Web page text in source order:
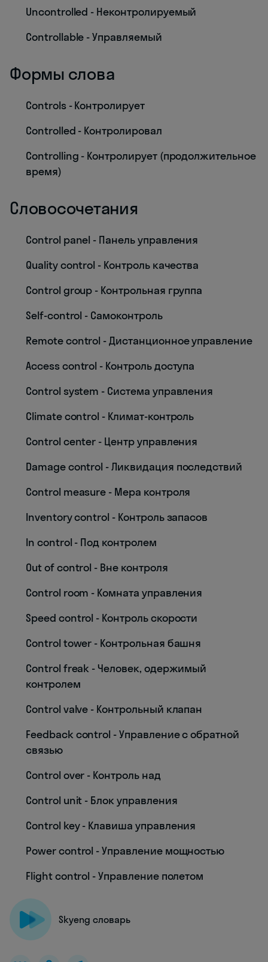
Uncontrolled - Неконтролируемый
Controllable - Управляемый
Формы слова
Controls - Контролирует
Controlled - Контролировал
Controlling - Контролирует (продолжительное
время)
Словосочетания
Control panel - Панель управления
Quality control - Контроль качества
Control group - Контрольная группа
Self-control - Самоконтроль
Remote control - Дистанционное управление
Access control - Контроль доступа
Control system - Система управления
Climate control - Климат-контроль
Control center - Центр управления
Damage control - Ликвидация последствий
Control measure - Мера контроля
Inventory control - Контроль запасов
In control - Под контролем
Out of control - Вне контроля
Control room - Комната управления
Speed control - Контроль скорости
Control tower - Контрольная башня
Control freak - Человек, одержимый
контролем
Control valve - Контрольный клапан
Feedback control - Управление с обратной
связью
Control over - Контроль над
Control unit - Блок управления
Control key - Клавиша управления
Power control - Управление мощностью
Flight control - Управление полетом
Skyeng словарь